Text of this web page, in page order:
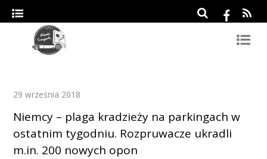
29 września 2018
Niemcy – plaga kradzieży na parkingach w
ostatnim tygodniu. Rozpruwacze ukradli
m.in. 200 nowych opon